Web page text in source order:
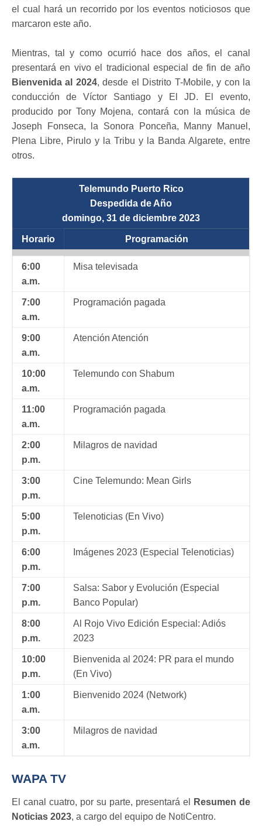
el cual hará un recorrido por los eventos noticiosos que
marcaron este año.
Mientras, tal y como ocurrió hace dos años, el canal
presentará en vivo el tradicional especial de fin de año
Bienvenida al 2024, desde el Distrito T-Mobile, y con la
conducción de Víctor Santiago y El JD. El evento,
producido por Tony Mojena, contará con la música de
Joseph Fonseca, la Sonora Ponceña, Manny Manuel,
Plena Libre, Pirulo y la Tribu y la Banda Algarete, entre
otros.
Telemundo Puerto Rico
Despedida de Año
domingo, 31 de diciembre 2023
Horario Programación
6:00
a.m.
Misa televisada
7:00
a.m.
Programación pagada
9:00
a.m.
Atención Atención
10:00
a.m.
Telemundo con Shabum
11:00
a.m.
Programación pagada
2:00
p.m.
Milagros de navidad
3:00
p.m.
Cine Telemundo: Mean Girls
5:00
p.m.
Telenoticias (En Vivo)
6:00
p.m.
Imágenes 2023 (Especial Telenoticias)
7:00
p.m.
Salsa: Sabor y Evolución (Especial
Banco Popular)
8:00
p.m.
Al Rojo Vivo Edición Especial: Adiós
2023
10:00
p.m.
Bienvenida al 2024: PR para el mundo
(En Vivo)
1:00
a.m.
Bienvenido 2024 (Network)
3:00
a.m.
Milagros de navidad
WAPA TV
El canal cuatro, por su parte, presentará el
Resumen de
Noticias 2023, a cargo del equipo de NotiCentro.